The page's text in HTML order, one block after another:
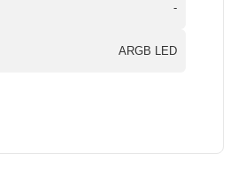
-
ARGB LED